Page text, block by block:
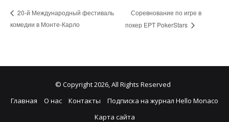
20-й Международный фестиваль
комедии в Монте-Карло
Соревнование по игре в
покер EPT PokerStars
© Copyright 2026, All Rights Reserved
Главная
О нас Контакты
Подписка на журнал Hello Monaco
Карта сайта